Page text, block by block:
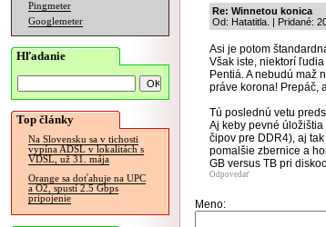
Pingmeter
Googlemeter
Hľadanie
Top články
Na Slovensku sa v tichosti
vypína ADSL v lokalitách s
VDSL, už 31. mája
Orange sa doťahuje na UPC
a O2, spustí 2.5 Gbps
pripojenie
Re: Winnetou konica
Od: Hatatitla. | Pridané:
Asi je potom
Však iste, niektorí
Pentiá. A nebudú maž
práve korona! Prepáč,
Tú poslednú vetu
Aj keby pevné
čipov pre DDR4), aj
pomalšie zbernice a
GB versus TB pri
Odpovedať
Meno: